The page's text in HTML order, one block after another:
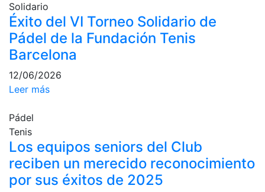
Campeonato
Social
Fotos
Normativa
Pádel
Social de Pádel
Cuadros de
juego
Solidario
Éxito del VI Torneo Solidario de
Pádel de la Fundación Tenis
Barcelona
12/06/2026
Leer más
Pádel
Tenis
Los equipos seniors del Club
reciben un merecido reconocimiento
por sus éxitos de 2025